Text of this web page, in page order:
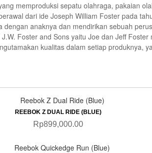
memproduksi sepatu olahraga, pakaian
dari ide Joseph William Foster pada
anaknya dan mendirikan sebuah
Foster and Sons yaitu Joe dan Jeff
kualitas dalam setiap produknya,
QUICKVIEW
REEBOK Z DUAL RIDE (BLUE)
Rp899,000.00
QUICKVIEW